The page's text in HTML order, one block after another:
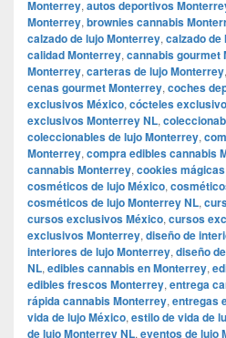
Monterrey, autos deportivos
Monterrey, brownies cannabis
calzado de lujo Monterrey, calzado de
calidad Monterrey, cannabis gourmet
Monterrey, carteras de lujo Monterrey,
cenas gourmet Monterrey, coches
exclusivos México, cócteles
exclusivos Monterrey NL,
coleccionables de lujo Monterrey,
Monterrey, compra edibles cannabis
cannabis Monterrey, cookies
cosméticos de lujo México,
cosméticos de lujo Monterrey NL,
cursos exclusivos México, cursos
exclusivos Monterrey, diseño de
interiores de lujo Monterrey, diseño
NL, edibles cannabis en Monterrey,
edibles frescos Monterrey, entrega
rápida cannabis Monterrey, entregas
vida de lujo México, estilo de vida de
de lujo Monterrey NL, eventos de lujo